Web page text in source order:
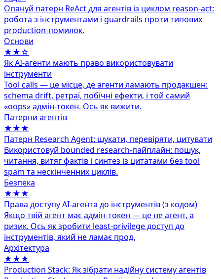
Опануй патерн ReAct для агентів із циклом reason-act:
робота з інструментами і guardrails проти типових
production-помилок.
Основи
★★☆
Як AI-агенти мають право використовувати
інструменти
Tool calls — це місце, де агенти ламають продакшен:
schema drift, ретраї, побічні ефекти, і той самий
«oops» адмін‑токен. Ось як вижити.
Патерни агентів
★★★
Патерн Research Agent: шукати, перевіряти, цитувати
Використовуй bounded research-пайплайн: пошук,
читання, витяг фактів і синтез із цитатами без tool
spam та нескінченних циклів.
Безпека
★★★
Права доступу AI‑агента до інструментів (з кодом)
Якщо твій агент має адмін‑токен — це не агент, а
ризик. Ось як зробити least‑privilege доступ до
інструментів, який не ламає прод.
Архітектура
★★★
Production Stack: Як зібрати надійну систему агентів